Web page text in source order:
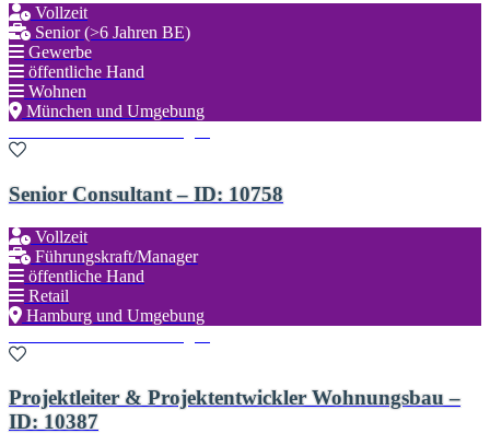
Vollzeit
Senior (>6 Jahren BE)
Gewerbe
öffentliche Hand
Wohnen
München und Umgebung
Senior Consultant – ID: 10758
Vollzeit
Führungskraft/Manager
öffentliche Hand
Retail
Hamburg und Umgebung
Projektleiter & Projektentwickler Wohnungsbau –
ID: 10387